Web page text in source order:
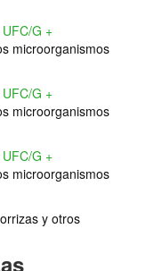
G +
microorganismos
G +
microorganismos
G +
microorganismos
y otros